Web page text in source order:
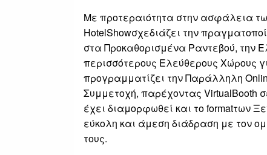
Με προτεραιότητα στην ασφάλεια
HotelShowσχεδιάζει την
στα Προκαθορισμένα Ραντεβού, την
περισσότερους Ελεύθερους Χώρους
προγραμματίζει την Παράλληλη
Συμμετοχή, παρέχοντας VirtualBooth
έχει διαμορφωθεί και το formatτων
εύκολη και άμεση διάδραση με τον
τους.